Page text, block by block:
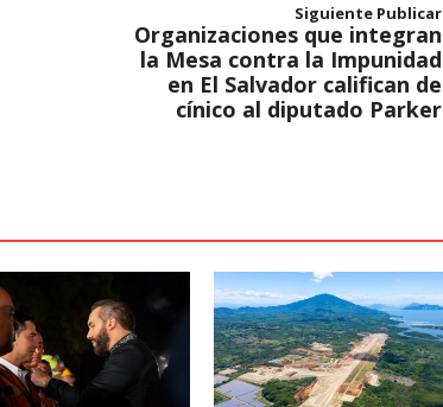
Siguiente Publicar
Organizaciones que integran
la Mesa contra la Impunidad
en El Salvador califican de
cínico al diputado Parker